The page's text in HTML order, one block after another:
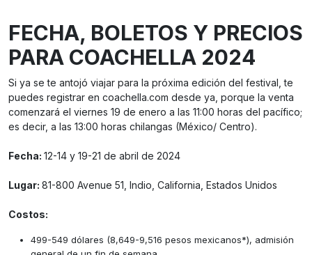
FECHA, BOLETOS Y PRECIOS
PARA COACHELLA 2024
Si ya se te antojó viajar para la próxima edición del festival, te
puedes registrar en coachella.com desde ya, porque la venta
comenzará el viernes 19 de enero a las 11:00 horas del pacífico;
es decir, a las 13:00 horas chilangas (México/ Centro).
Fecha: 12-14 y 19-21 de abril de 2024
Lugar: 81-800 Avenue 51, Indio, California, Estados Unidos
Costos:
499-549 dólares (8,649-9,516 pesos mexicanos*), admisión